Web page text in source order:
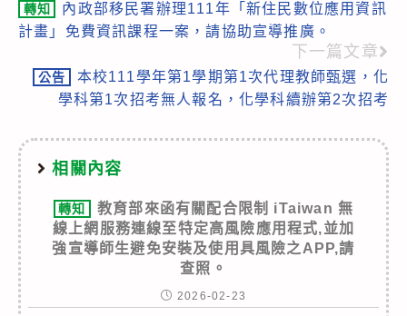
more
轉知
內政部移民署辦理111年「新住民數位應用資訊
計畫」免費資訊課程一案，請協助宣導推廣。
下一篇文章
公告
本校111學年第1學期第1次代理教師甄選，化
學科第1次招考無人報名，化學科續辦第2次招考
相關內容
轉知
教育部來函有關配合限制 iTaiwan 無
線上網服務連線至特定高風險應用程式,並加
強宣導師生避免安裝及使用具風險之APP,請
查照。
2026-02-23